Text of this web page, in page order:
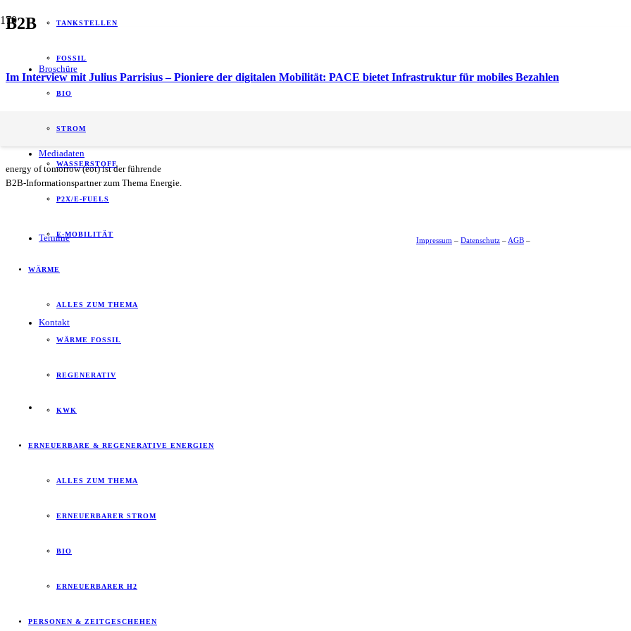
Broschüre
Mediadaten
Termine
Kontakt
TANKSTELLEN
FOSSIL
BIO
STROM
WASSERSTOFF
P2X/E-FUELS
E-MOBILITÄT
WÄRME
ALLES ZUM THEMA
WÄRME FOSSIL
REGENERATIV
KWK
ERNEUERBARE & REGENERATIVE ENERGIEN
ALLES ZUM THEMA
ERNEUERBARER STROM
BIO
ERNEUERBARER H2
PERSONEN & ZEITGESCHEHEN
B2B
Im Interview mit Julius Parrisius – Pioniere der digitalen Mobilität: PACE bietet Infrastruktur für mobiles Bezahlen
energy of tomorrow (eot) ist der führende
B2B-Informationspartner zum Thema Energie.
Impressum – Datenschutz – AGB –